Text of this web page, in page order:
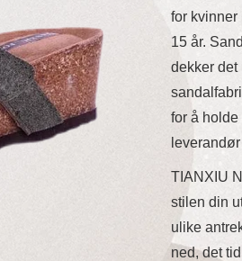
for
15 år.
dekker det
for å
TIANXIU
stilen din
ulike
ned, det